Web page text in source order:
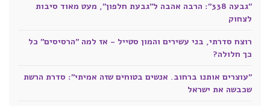
"גבעה 338": הרבה אהבה ל"גבעת חלפון", מעט מאוד סיבות
לצחוק
רוצח סדרתי, בני עשירים והמון סטייל - אז למה "הרסיסים" כל
כך חלולה?
"עוצרים אותנו ברחוב. אנשים בטוחים שזה אמיתי": סדרת הרשת
שכבשה את ישראל